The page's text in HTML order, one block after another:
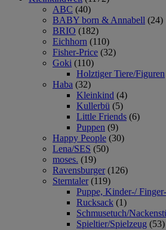
ABC (40)
BABY born & Annabell (24)
BRIO (182)
Eichhorn (110)
Fisher-Price (32)
Goki (110)
Holztiger Tiere/Figuren
Haba (32)
Kleinkind (4)
Kullerbü (5)
Little Friends (6)
Puppen (9)
Happy People (30)
Lena/SES (50)
moses. (19)
Ravensburger (126)
Sterntaler (119)
Puppe, Kinder-/
Rucksack (1)
Schmusetuch/
Spieltier/Spielzeug (53)